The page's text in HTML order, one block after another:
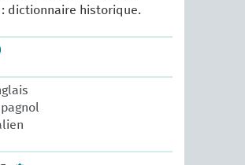
dictionnaire historique.